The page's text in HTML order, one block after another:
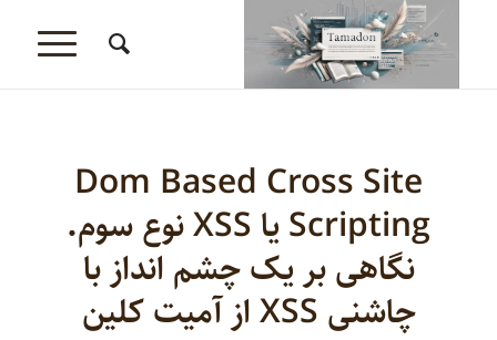
Dom Based Cross Site
Scripting یا XSS نوع سوم.
نگاهی بر یک چشم انداز با
چاشنی XSS از آمیت کلین